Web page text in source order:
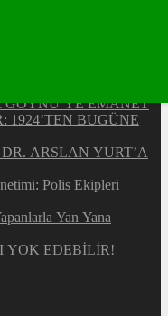
ACI GÜNÜ
ÖZMEN’DEN
Uluslararası
GÖYNÜ’YE EMANET
1924’TEN BUGÜNE
ARSLAN YURT’A
Polis Ekipleri
Yan Yana
YOK EDEBİLİR!